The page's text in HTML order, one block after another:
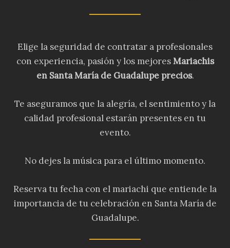
Elige la seguridad de contratar a profesionales
con experiencia, pasión y los mejoresMariachis
en Santa María de Guadalupe precios.
Te aseguramos que la alegría, el sentimiento y la
calidad profesional estarán presentes en tu
evento.
No dejes la música para el último momento.
Reserva tu fecha con el mariachi que entiende la
importancia de tu celebración en Santa María de
Guadalupe.